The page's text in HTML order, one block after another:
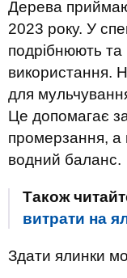
Дерева
2023 року. У
подрібнюють
використання.
для
Це допомагає
промерзання, а
водний баланс.
Також
витрати на
Здати ялинки